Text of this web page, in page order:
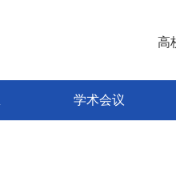
高
学术会议